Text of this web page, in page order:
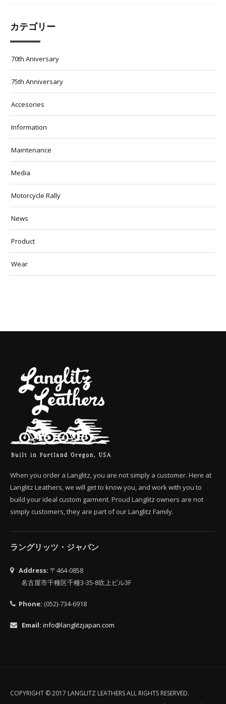
カテゴリー
70th Aniversary
75th Anniversary
Accesories
Information
Maintenance
Media
Motorcycle Rally
News
Product
Wear
When you order a Langlitz, you are not simply a customer. Here at
Langlitz Leathers, we will get to know you, and work with you to
build your ideal custom garment. Proud Langlitz owners are not
simply customers, they are part of our Langlitz Family.
ラングリッツ・ジャパン
Address: 〒464-0858
名古屋市千種区千種3-35-8吹上ビル3F
Phone: (052)-734-6918
Email: info@langlitzjapan.com
COPYRIGHT © 2017 LANGLITZ LEATHERS ALL RIGHTS RESERVED.